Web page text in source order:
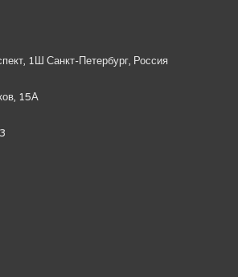
1Ш Санкт-Петербург, Россия
15А